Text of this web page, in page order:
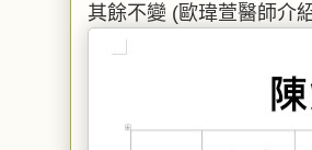
其餘不變 (歐瑋萱醫師介